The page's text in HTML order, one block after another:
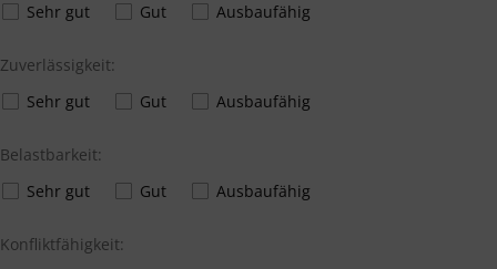
Sehr gut
Gut Ausbaufähig
Zuverlässigkeit:
Sehr gut
Gut Ausbaufähig
Belastbarkeit:
Sehr gut
Gut Ausbaufähig
Konfliktfähigkeit: